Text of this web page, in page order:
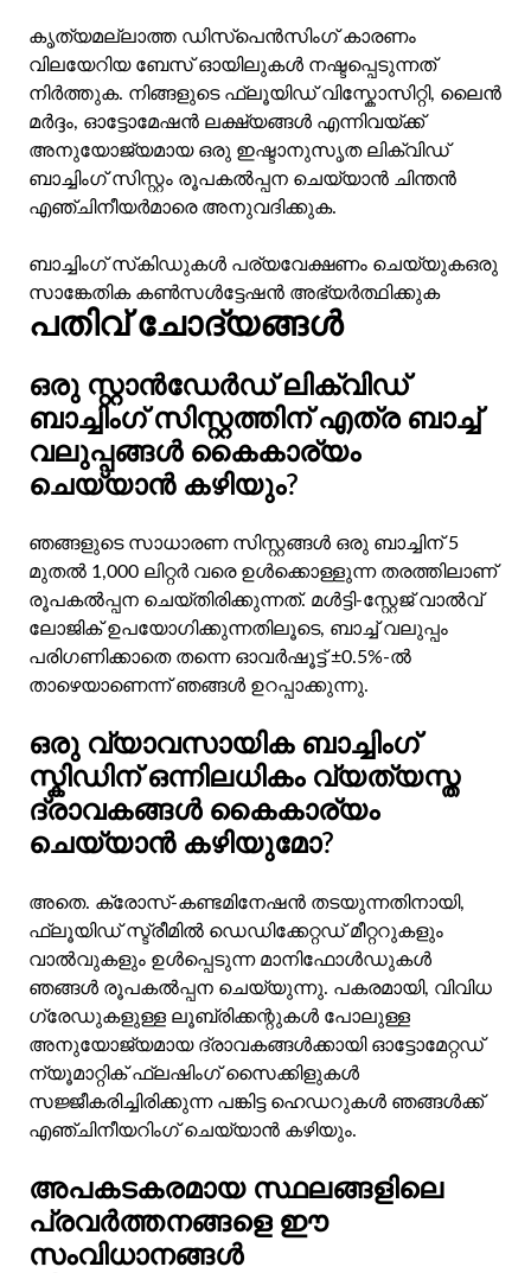
കൃത്യമല്ലാത്ത ഡിസ്പെൻസിംഗ് കാരണം
വിലയേറിയ ബേസ് ഓയിലുകൾ നഷ്ടപ്പെടുന്നത്
നിർത്തുക. നിങ്ങളുടെ ഫ്ലൂയിഡ് വിസ്കോസിറ്റി, ലൈൻ
മർദ്ദം, ഓട്ടോമേഷൻ ലക്ഷ്യങ്ങൾ എന്നിവയ്ക്ക്
അനുയോജ്യമായ ഒരു ഇഷ്ടാനുസൃത ലിക്വിഡ്
ബാച്ചിംഗ് സിസ്റ്റം രൂപകൽപ്പന ചെയ്യാൻ ചിന്തൻ
എഞ്ചിനീയർമാരെ അനുവദിക്കുക.
ബാച്ചിംഗ് സ്‌കിഡുകൾ പര്യവേക്ഷണം ചെയ്യുകഒരു
സാങ്കേതിക കൺസൾട്ടേഷൻ അഭ്യർത്ഥിക്കുക
പതിവ് ചോദ്യങ്ങൾ
ഒരു സ്റ്റാൻഡേർഡ് ലിക്വിഡ്
ബാച്ചിംഗ് സിസ്റ്റത്തിന് എത്ര ബാച്ച്
വലുപ്പങ്ങൾ കൈകാര്യം
ചെയ്യാൻ കഴിയും?
ഞങ്ങളുടെ സാധാരണ സിസ്റ്റങ്ങൾ ഒരു ബാച്ചിന് 5
മുതൽ 1,000 ലിറ്റർ വരെ ഉൾക്കൊള്ളുന്ന തരത്തിലാണ്
രൂപകൽപ്പന ചെയ്തിരിക്കുന്നത്. മൾട്ടി-സ്റ്റേജ് വാൽവ്
ലോജിക് ഉപയോഗിക്കുന്നതിലൂടെ, ബാച്ച് വലുപ്പം
പരിഗണിക്കാതെ തന്നെ ഓവർഷൂട്ട് ±0.5%-ൽ
താഴെയാണെന്ന് ഞങ്ങൾ ഉറപ്പാക്കുന്നു.
ഒരു വ്യാവസായിക ബാച്ചിംഗ്
സ്കിഡിന് ഒന്നിലധികം വ്യത്യസ്ത
ദ്രാവകങ്ങൾ കൈകാര്യം
ചെയ്യാൻ കഴിയുമോ?
അതെ. ക്രോസ്-കണ്ടമിനേഷൻ തടയുന്നതിനായി,
ഫ്ലൂയിഡ് സ്ട്രീമിൽ ഡെഡിക്കേറ്റഡ് മീറ്ററുകളും
വാൽവുകളും ഉൾപ്പെടുന്ന മാനിഫോൾഡുകൾ
ഞങ്ങൾ രൂപകൽപ്പന ചെയ്യുന്നു. പകരമായി, വിവിധ
ഗ്രേഡുകളുള്ള ലൂബ്രിക്കന്റുകൾ പോലുള്ള
അനുയോജ്യമായ ദ്രാവകങ്ങൾക്കായി ഓട്ടോമേറ്റഡ്
ന്യൂമാറ്റിക് ഫ്ലഷിംഗ് സൈക്കിളുകൾ
സജ്ജീകരിച്ചിരിക്കുന്ന പങ്കിട്ട ഹെഡറുകൾ ഞങ്ങൾക്ക്
എഞ്ചിനീയറിംഗ് ചെയ്യാൻ കഴിയും.
അപകടകരമായ സ്ഥലങ്ങളിലെ
പ്രവർത്തനങ്ങളെ ഈ
സംവിധാനങ്ങൾ